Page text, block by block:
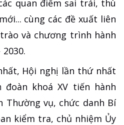
quan điểm sai trái, thù
cùng các đề xuất liên
và chương trình hành
Hội nghị lần thứ nhất
đoàn khoá XV tiến hành
Thường vụ, chức danh Bí
kiểm tra, chủ nhiệm Ủy